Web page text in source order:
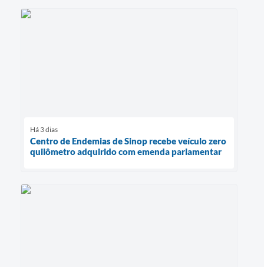
Há 3 dias
Centro de Endemias de Sinop recebe veículo zero
quilômetro adquirido com emenda parlamentar